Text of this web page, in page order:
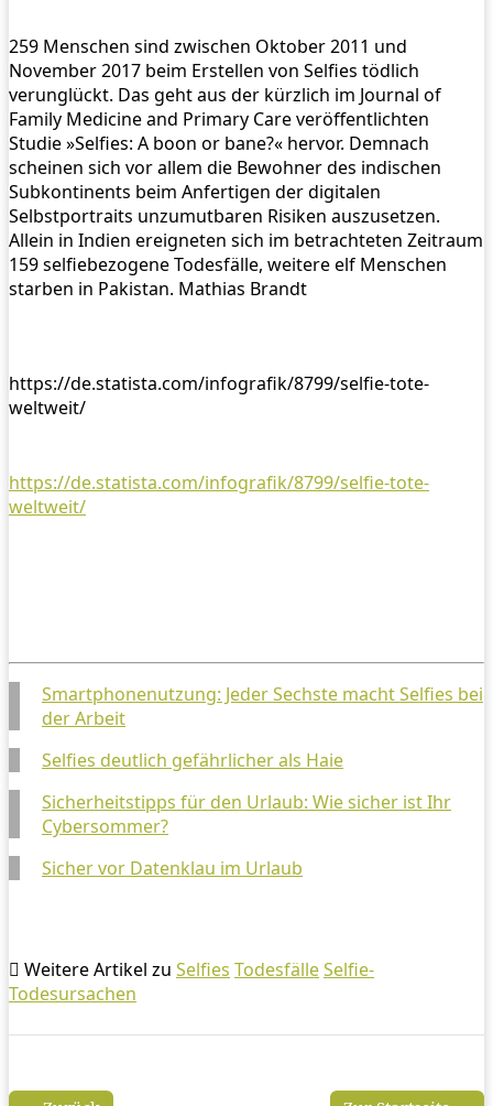
259 Menschen sind zwischen Oktober 2011 und
November 2017 beim Erstellen von Selfies tödlich
verunglückt. Das geht aus der kürzlich im Journal of
Family Medicine and Primary Care veröffentlichten
Studie »Selfies: A boon or bane?« hervor. Demnach
scheinen sich vor allem die Bewohner des indischen
Subkontinents beim Anfertigen der digitalen
Selbstportraits unzumutbaren Risiken auszusetzen.
Allein in Indien ereigneten sich im betrachteten Zeitraum
159 selfiebezogene Todesfälle, weitere elf Menschen
starben in Pakistan. Mathias Brandt
https://de.statista.com/infografik/8799/selfie-tote-
weltweit/
https://de.statista.com/infografik/8799/selfie-tote-
weltweit/
Smartphonenutzung: Jeder Sechste macht Selfies bei
der Arbeit
Selfies deutlich gefährlicher als Haie
Sicherheitstipps für den Urlaub: Wie sicher ist Ihr
Cybersommer?
Sicher vor Datenklau im Urlaub
Weitere Artikel zu Selfies TodesfälleSelfie-
Todesursachen